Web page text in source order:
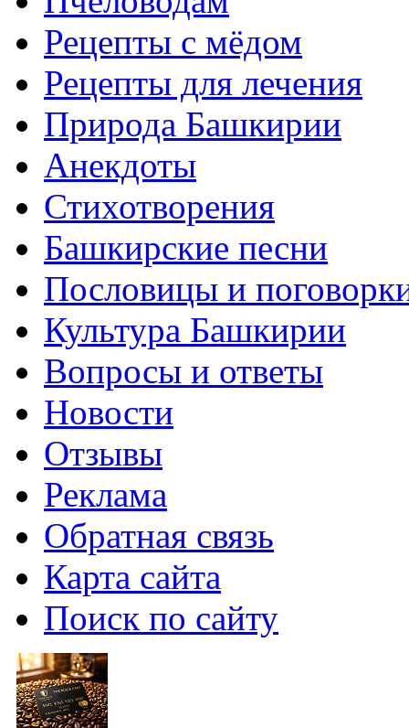
Рецепты с мёдом
Рецепты для лечения
Природа Башкирии
Анекдоты
Стихотворения
Башкирские песни
Пословицы и
Культура Башкирии
Вопросы и ответы
Новости
Отзывы
Реклама
Обратная связь
Карта сайта
Поиск по сайту